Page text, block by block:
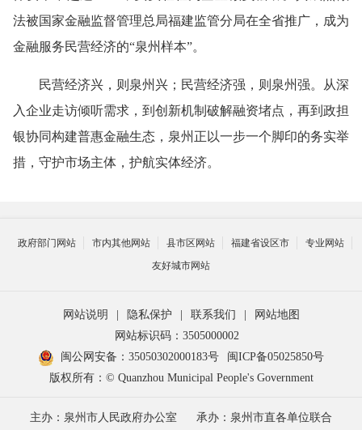
法被国家金融监督管理总局福建监管分局在全省推广，成为
金融服务民营经济的“泉州样本”。
民营经济兴，则泉州兴；民营经济强，则泉州强。从深
入企业走访倾听需求，到创新机制破解融资堵点，再到政担
银协同构建普惠金融生态，泉州正以一步一个脚印的务实举
措，守护市场主体，护航实体经济。
政府部门网站 市内其他网站 县市区网站 福建省设区市
专业网站
友好城市网站
网站说明 隐私保护 联系我们
网站地图
网站标识码：3505000002
闽公网安备：35050302000183号
闽ICP备05025850号
版权所有：© Quanzhou Municipal People's Government
主办：泉州市人民政府办公室 承办：泉州市直各单位联合